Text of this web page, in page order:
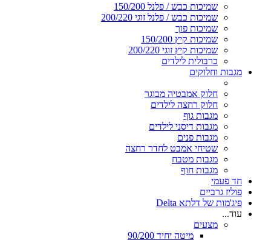
שמיכות כבש / פלנל 150/200
שמיכות כבש / פלנל זוגי 200/220
שמיכות פוך
שמיכות קיץ 150/200
שמיכות קיץ זוגי 200/220
כרבולית לילדים
מגבות וחלוקים
חלוק אמבטיה מבוגר
חלוק רחצה לילדים
מגבות גוף
מגבות דיסני לילדים
מגבות פנים
שטיחי אמבט לחדר רחצה
מגבות מטבח
מגבות חוף
חד פעמי
פוליז גרביים
פיג'מות של דלתא Delta
עוד...
מצעים
מיטה יחיד 90/200